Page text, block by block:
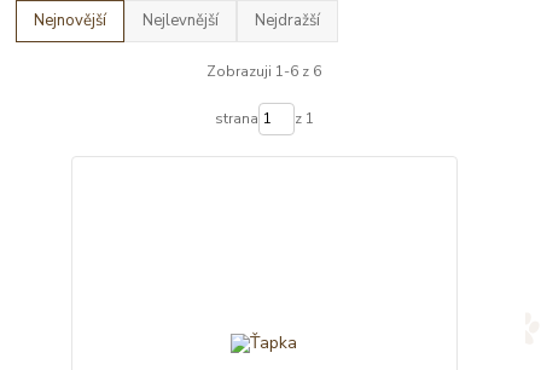
Nejnovější Nejlevnější Nejdražší
Zobrazuji 1-6 z 6
strana z 1